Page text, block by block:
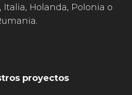
Italia, Holanda, Polonia o
proyectos